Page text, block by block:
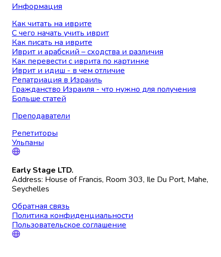
Информация
Как читать на иврите
С чего начать учить иврит
Как писать на иврите
Иврит и арабский – сходства и различия
Как перевести с иврита по картинке
Иврит и идиш - в чем отличие
Репатриация в Израиль
Гражданство Израиля - что нужно для получения
Больше статей
Преподаватели
Репетиторы
Ульпаны
Early Stage LTD.
Address: House of Francis, Room 303, Ile Du Port, Mahe,
Seychelles
Обратная связь
Политика конфиденциальности
Пользовательское соглашение